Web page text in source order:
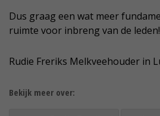
Dus graag een wat meer
ruimte voor inbreng van de leden!
Rudie Freriks Melkveehouder in
Bekijk meer over: